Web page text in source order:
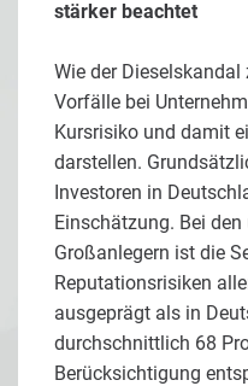
stärker beachtet
Wie der
Vorfälle bei
Kursrisiko und damit
darstellen.
Investoren in
Einschätzung. Bei
Großanlegern ist die
Reputationsrisiken
ausgeprägt als in
durchschnittlich 68
Berücksichtigung